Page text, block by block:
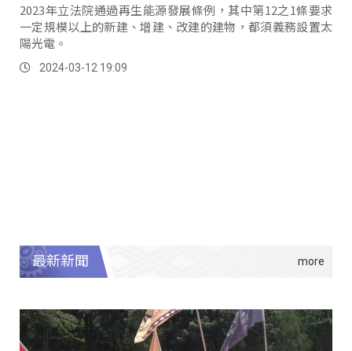
2023年立法院通過再生能源發展條例，其中第12之1條要求
一定規模以上的新建、增建、改建的建物，都須義務設置太
陽光電。
2024-03-12 19:09
最新新聞